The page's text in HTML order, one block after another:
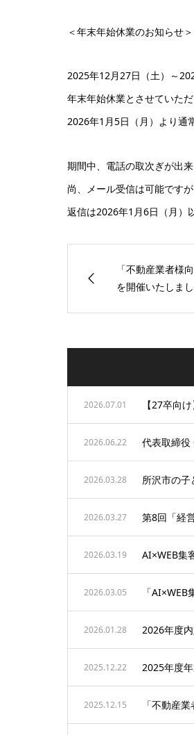
＜年末年始休業のお知らせ＞
2025年12月27日（土）～
年末年始休業とさせていただ
2026年1月5日（月）より通
期間中、電話の取次ぎが出
尚、メール受信は可能ですが
返信は2026年1月6日（月）
「不動産業者様
を開催いたしま
2026.07.01
2026.06.22 代表取締役
2026.03.28
2026.03.27 第8回「経
2026.03.19 AI×WEB集
2026.03.05 「
2026.01.28 2026年度
2025.12.22 2025年度
2025.12.15 「不動産